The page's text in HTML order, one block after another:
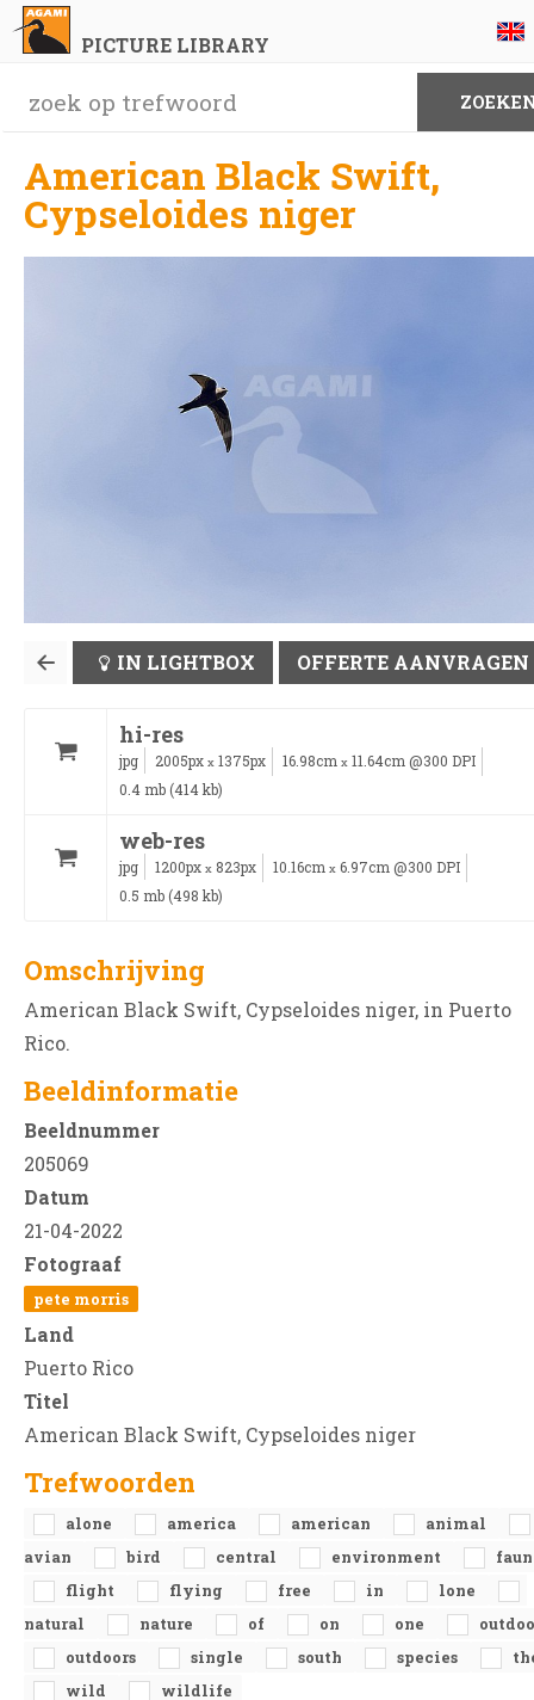
PICTURE LIBRARY
American Black Swift,
Cypseloides niger
IN LIGHTBOX OFFERTE AANVRAGEN
hi-res
jpg 2005px x 1375px 16.98cm x 11.64cm @300 DPI
0.4 mb (414 kb)
web-res
jpg 1200px x 823px 10.16cm x 6.97cm @300 DPI
0.5 mb (498 kb)
Omschrijving
American Black Swift, Cypseloides niger, in Puerto
Rico.
Beeldinformatie
Beeldnummer
205069
Datum
21-04-2022
Fotograaf
pete morris
Land
Puerto Rico
Titel
American Black Swift, Cypseloides niger
Trefwoorden
alone america american
animal
avian
bird central environment
flight
flying free in
lone
natural
nature of on one
outdoors
single south species
wild
wildlife